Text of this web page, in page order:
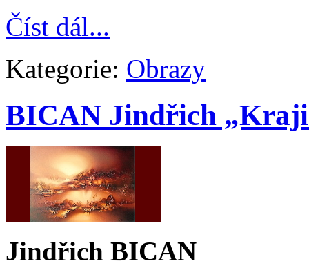
Číst dál...
Kategorie: Obrazy
BICAN Jindřich
Jindřich BICAN